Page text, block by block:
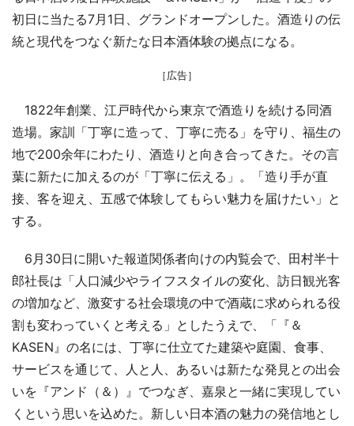
初日に当たる7月1日、グランドオープンした。酒造りの伝
統と現代をつなぐ新たな日本酒体験の拠点になる。
［広告］
1822年創業、江戸時代から東京で酒造りを続ける同酒
造場。家訓「丁寧に造って、丁寧に売る」を守り、福生の
地で200余年にわたり、酒造りと向き合ってきた。その言
葉に新たに加えるのが「丁寧に伝える」。「造り手が直
接、客を迎え、五感で体験してもらい魅力を届けたい」と
する。
6月30日に開いた報道関係者向けの内覧会で、田村半十
郎社長は「人口減少やライフスタイルの変化、訪日観光客
の増加など、激変する社会環境の中で酒蔵に求められる役
割も変わっていくと考える」としたうえで、「『＆
KASEN』の名には、丁寧に仕立てた建築や庭園、食事、
サービスを通じて、人と人、あるいは新たな発見との出会
いを『アンド（＆）』でつなぎ、嘉泉と一緒に実現してい
くという思いを込めた。新しい日本酒の魅力の発信地とし